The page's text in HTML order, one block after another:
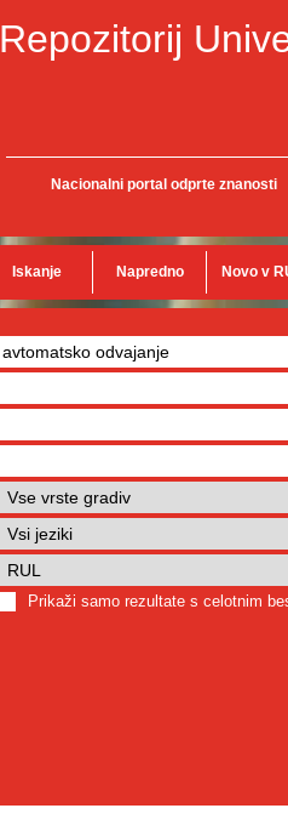
Repozitorij
Nacionalni portal odprte znanosti
Iskanje Napredno Novo v
Prikaži samo rezultate s celotnim